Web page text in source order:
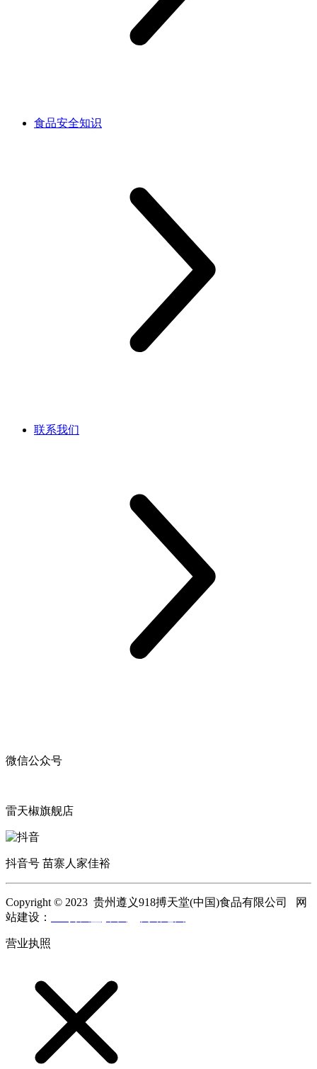
食品安全知识
联系我们
微信公众号
雷天椒旗舰店
抖音号 苗寨人家佳裕
Copyright © 2023 贵州遵义918搏天堂(中国)食品有限公司 网
站建设：
营业执照